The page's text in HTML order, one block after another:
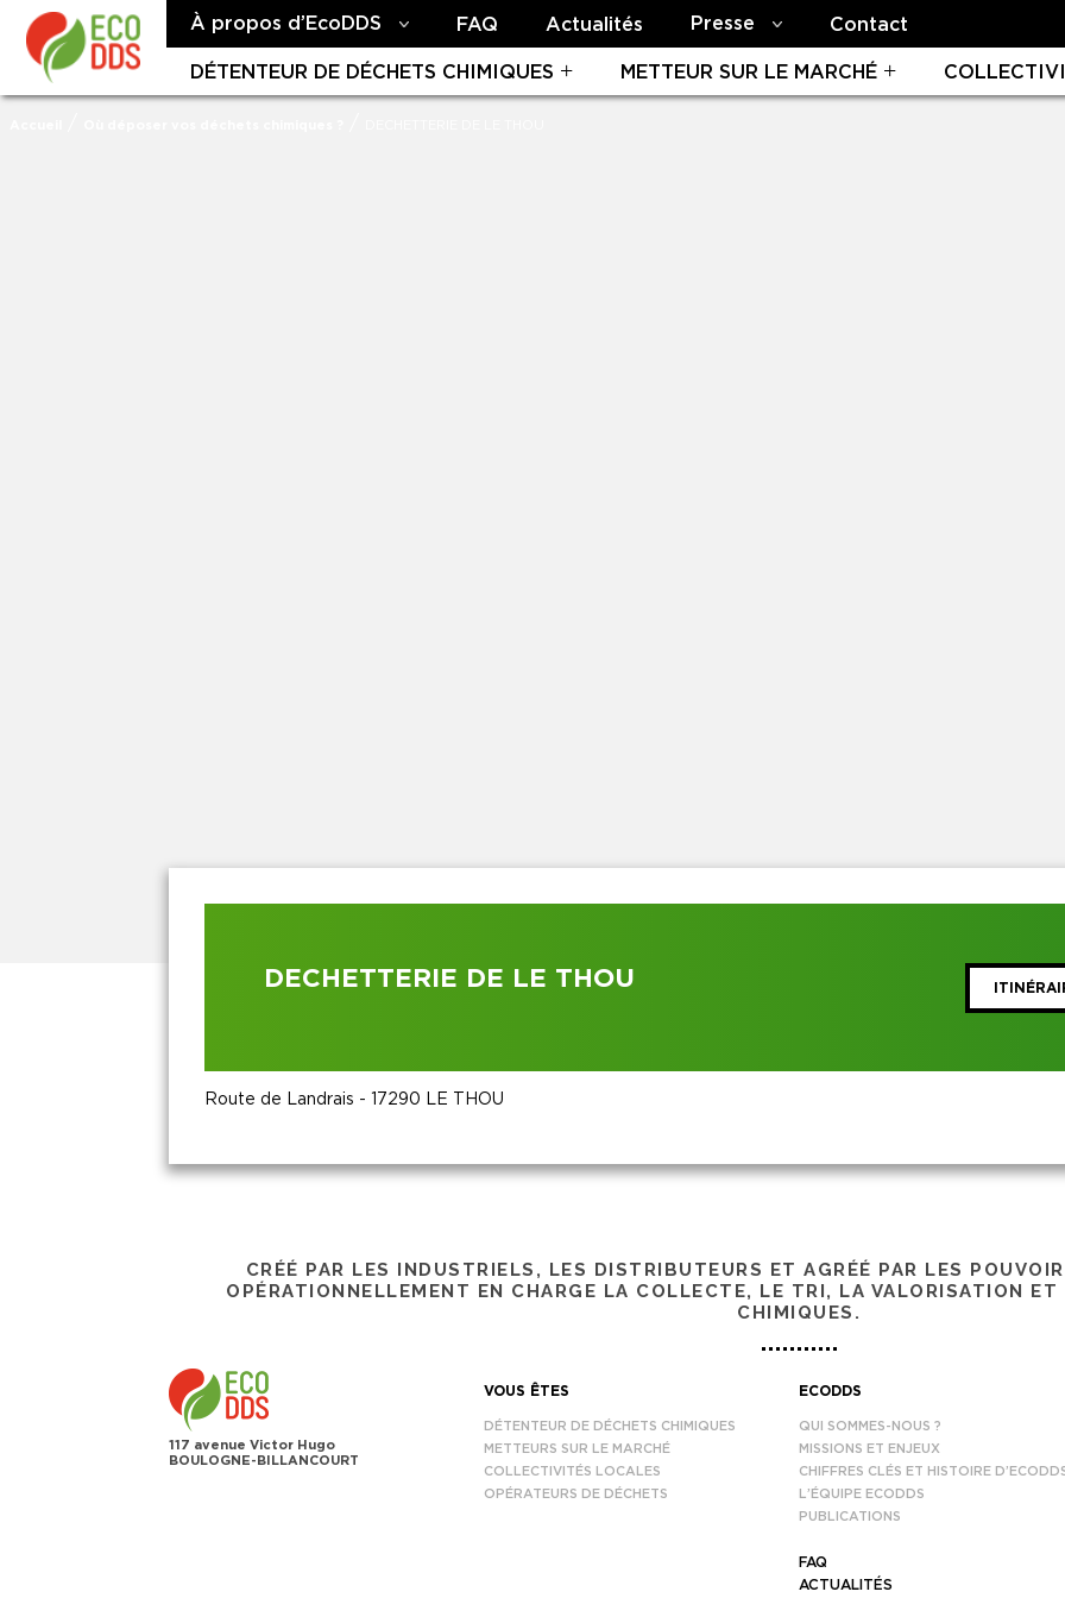
À propos d’EcoDDS FAQ Actualités Presse Contact
DÉTENTEUR DE DÉCHETS CHIMIQUES METTEUR SUR LE MARCHÉ
DECHETTERIE DE LE THOU
Route de Landrais - 17290 LE THOU
CRÉÉ PAR LES INDUSTRIELS, LES DISTRIBUTEURS ET AGRÉÉ PAR LES
OPÉRATIONNELLEMENT EN CHARGE LA COLLECTE, LE TRI, LA VALORISATION ET
CHIMIQUES.
117 avenue Victor Hugo
BOULOGNE-BILLANCOURT
VOUS ÊTES
DÉTENTEUR DE DÉCHETS CHIMIQUES
METTEURS SUR LE MARCHÉ
COLLECTIVITÉS LOCALES
OPÉRATEURS DE DÉCHETS
ECODDS
QUI SOMMES-NOUS ?
MISSIONS ET ENJEUX
CHIFFRES CLÉS ET HISTOIRE
L’ÉQUIPE ECODDS
PUBLICATIONS
FAQ
ACTUALITÉS